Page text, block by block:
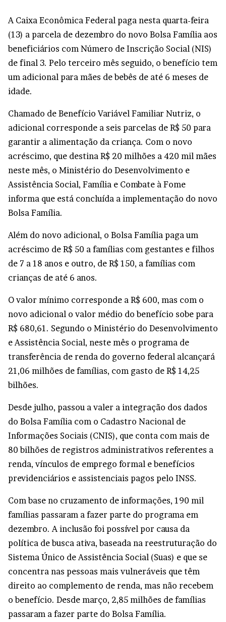
A Caixa Econômica Federal paga nesta quarta-feira
(13) a parcela de dezembro do novo Bolsa Família aos
beneficiários com Número de Inscrição Social (NIS)
de final 3. Pelo terceiro mês seguido, o benefício tem
um adicional para mães de bebês de até 6 meses de
idade.
Chamado de Benefício Variável Familiar Nutriz, o
adicional corresponde a seis parcelas de R$ 50 para
garantir a alimentação da criança. Com o novo
acréscimo, que destina R$ 20 milhões a 420 mil mães
neste mês, o Ministério do Desenvolvimento e
Assistência Social, Família e Combate à Fome
informa que está concluída a implementação do novo
Bolsa Família.
Além do novo adicional, o Bolsa Família paga um
acréscimo de R$ 50 a famílias com gestantes e filhos
de 7 a 18 anos e outro, de R$ 150, a famílias com
crianças de até 6 anos.
O valor mínimo corresponde a R$ 600, mas com o
novo adicional o valor médio do benefício sobe para
R$ 680,61. Segundo o Ministério do Desenvolvimento
e Assistência Social, neste mês o programa de
transferência de renda do governo federal alcançará
21,06 milhões de famílias, com gasto de R$ 14,25
bilhões.
Desde julho, passou a valer a integração dos dados
do Bolsa Família com o Cadastro Nacional de
Informações Sociais (CNIS), que conta com mais de
80 bilhões de registros administrativos referentes a
renda, vínculos de emprego formal e benefícios
previdenciários e assistenciais pagos pelo INSS.
Com base no cruzamento de informações, 190 mil
famílias passaram a fazer parte do programa em
dezembro. A inclusão foi possível por causa da
política de busca ativa, baseada na reestruturação do
Sistema Único de Assistência Social (Suas) e que se
concentra nas pessoas mais vulneráveis que têm
direito ao complemento de renda, mas não recebem
o benefício. Desde março, 2,85 milhões de famílias
passaram a fazer parte do Bolsa Família.